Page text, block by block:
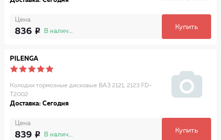
Цена
836 В наличии
Купить
PILENGA
Колодки тормозные дисковые ВАЗ 2121, 2123 FD-
T2002
Доставка: Сегодня
Цена
839 В наличии
Купить